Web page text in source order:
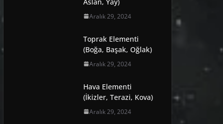
Aralık 29, 2024
Toprak Elementi
(Boğa, Başak, Oğlak)
Aralık 29, 2024
Hava Elementi
(İkizler, Terazi, Kova)
Aralık 29, 2024